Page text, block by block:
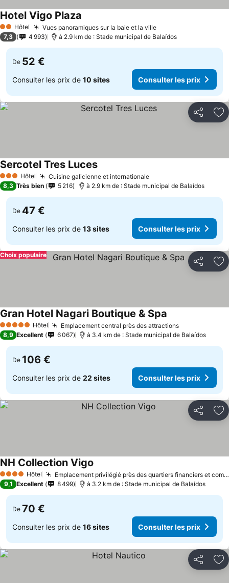
2 Étoiles
Hôtel Vues panoramiques sur la baie et la ville
Hotel Vigo Plaza
7,3 4 993 à 2.9 km de : Stade municipal de Balaídos
De 52 €
Consulter les prix de 10 sites Consulter les prix
Partager
3 ÉtoilesHôtel Cuisine galicienne et internationale
Sercotel Tres Luces
8,3 Très bien 5 216 à 2.9 km de : Stade municipal de Balaídos
De 47 €
Consulter les prix de 13 sites Consulter les prix
Partager
Choix populaire
5 Étoiles Hôtel Emplacement central près des attractions
Gran Hotel Nagari Boutique & Spa
8,9 Excellent 6 067 à 3.4 km de : Stade municipal de Balaídos
De 106 €
Consulter les prix de 22 sites Consulter les prix
Partager
4 Étoiles Hôtel Emplacement privilégié près des quartiers financiers et commerçants
NH Collection Vigo
9,1 Excellent 8 499 à 3.2 km de : Stade municipal de Balaídos
De 70 €
Consulter les prix de 16 sites Consulter les prix
Partager